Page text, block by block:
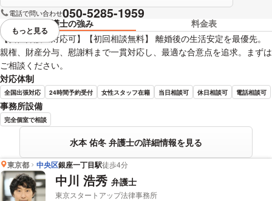
電話で問い合わせ050-5285-1959
弁護士の強み
料金表
【女性弁護士対応可】【初回相談無料】 離婚後の生活安定を最優先。
親権、財産分与、慰謝料まで一貫対応し、最適な合意点を追求。まずは
ご相談ください。
対応体制
全国出張対応 24時間予約受付 女性スタッフ在籍 当日相談可 休日相談可 電話相談可
事務所設備
完全個室で相談
水本 佑冬 弁護士の詳細情報を見る
視覚的に省略されている要素を
もっと見る
東京都 中央区銀座一丁目駅徒歩4分
中川 浩秀 弁護士
東京スタートアップ法律事務所